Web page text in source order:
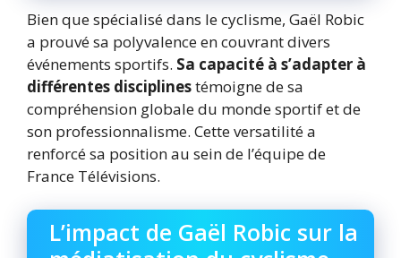
Bien que spécialisé dans le cyclisme, Gaël Robic
a prouvé sa polyvalence en couvrant divers
événements sportifs. Sa capacité à s’adapter à
différentes disciplinestémoigne de sa
compréhension globale du monde sportif et de
son professionnalisme. Cette versatilité a
renforcé sa position au sein de l’équipe de
France Télévisions.
L’impact de Gaël Robic sur la